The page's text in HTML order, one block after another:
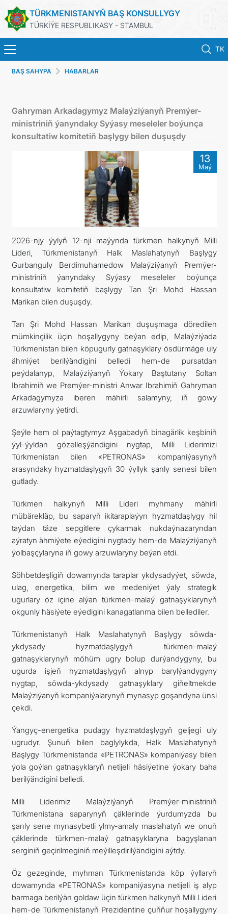
TÜRKMENISTANYŇ BAŞ KONSULLYGY
TÜRKİÝE RESPUBLIKASY - STAMBUL
TK
BAŞ SAHYPA
TÜRKMENISTAN
KONSULLYK ÜÇIN NOBAT
KONSULLYK HYZMATLARY
DIM
ARAGATNAŞYK
BAŞ SAHYPA HABARLAR
Gahryman Arkadagymyz Malaýziýanyň Premýer-
ministriniň ýanyndaky Syýasy meseleler boýunça
konsultatiw komitetiň başlygy bilen duşuşdy
13
Maý
2026-njy ýylyň 12-nji maýynda türkmen halkynyň Milli
Lideri, Türkmenistanyň Halk Maslahatynyň Başlygy
Gurbanguly Berdimuhamedow Malaýziýanyň Premýer-
ministriniň ýanyndaky Syýasy meseleler boýunça
konsultatiw komitetiň başlygy Tan Şri Mohd Hassan
Marikan bilen duşuşdy.
Tan Şri Mohd Hassan Marikan duşuşmaga döredilen
mümkinçilik üçin hoşallygyny beýan edip, Malaýziýada
Türkmenistan bilen köpugurly gatnaşyklary ösdürmäge uly
ähmiýet berilýändigini belledi hem-de pursatdan
peýdalanyp, Malaýziýanyň Ýokary Baştutany Soltan
Ibrahimiň we Premýer-ministri Anwar Ibrahimiň Gahryman
Arkadagymyza iberen mähirli salamyny, iň gowy
arzuwlaryny ýetirdi.
Şeýle hem ol paýtagtymyz Aşgabadyň binagärlik keşbiniň
ýyl-ýyldan gözelleşýändigini nygtap, Milli Liderimizi
Türkmenistan bilen «PETRONAS» kompaniýasynyň
arasyndaky hyzmatdaşlygyň 30 ýyllyk şanly senesi bilen
gutlady.
Türkmen halkynyň Milli Lideri myhmany mähirli
mübärekläp, bu saparyň ikitaraplaýyn hyzmatdaşlygy hil
taýdan täze sepgitlere çykarmak nukdaýnazaryndan
aýratyn ähmiýete eýedigini nygtady hem-de Malaýziýanyň
ýolbaşçylaryna iň gowy arzuwlaryny beýan etdi.
Söhbetdeşligiň dowamynda taraplar ykdysadyýet, söwda,
ulag, energetika, bilim we medeniýet ýaly strategik
ugurlary öz içine alýan türkmen-malaý gatnaşyklarynyň
okgunly häsiýete eýedigini kanagatlanma bilen bellediler.
Türkmenistanyň Halk Maslahatynyň Başlygy söwda-
ykdysady hyzmatdaşlygyň türkmen-malaý
gatnaşyklarynyň möhüm ugry bolup durýandygyny, bu
ugurda işjeň hyzmatdaşlygyň alnyp barylýandygyny
nygtap, söwda-ykdysady gatnaşyklary giňeltmekde
Malaýziýanyň kompaniýalarynyň mynasyp goşandyna ünsi
çekdi.
Ýangyç-energetika pudagy hyzmatdaşlygyň geljegi uly
ugrudyr. Şunuň bilen baglylykda, Halk Maslahatynyň
Başlygy Türkmenistanda «PETRONAS» kompaniýasy bilen
ýola goýlan gatnaşyklaryň netijeli häsiýetine ýokary baha
berilýändigini belledi.
Milli Liderimiz Malaýziýanyň Premýer-ministriniň
Türkmenistana saparynyň çäklerinde ýurdumyzda bu
şanly sene mynasybetli ylmy-amaly maslahatyň we onuň
çäklerinde türkmen-malaý gatnaşyklaryna bagyşlanan
serginiň geçirilmeginiň meýilleşdirilýändigini aýtdy.
Öz gezeginde, myhman Türkmenistanda köp ýyllaryň
dowamynda «PETRONAS» kompaniýasyna netijeli iş alyp
barmaga berilýän goldaw üçin türkmen halkynyň Milli Lideri
hem-de Türkmenistanyň Prezidentine çuňňur hoşallygyny